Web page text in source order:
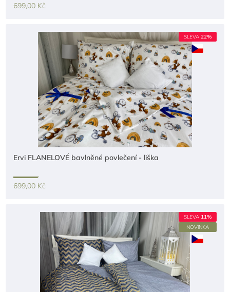
699,00 Kč
SLEVA 22%
Ervi FLANELOVÉ bavlněné povlečení - liška
699,00 Kč
SLEVA 11%
NOVINKA